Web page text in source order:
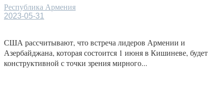
Республика Армения
2023-05-31
США рассчитывают, что встреча лидеров Армении и
Азербайджана, которая состоится 1 июня в Кишиневе, будет
конструктивной с точки зрения мирного...